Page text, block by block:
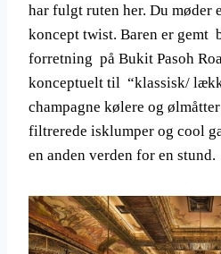
har fulgt ruten her. Du møder
koncept twist. Baren er gemt
forretning på Bukit Pasoh
konceptuelt til “klassisk/
champagne kølere og
filtrerede isklumper og cool
en anden verden for en stund.